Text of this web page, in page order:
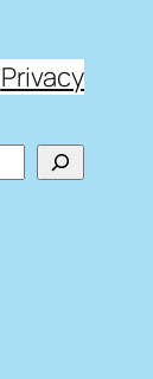
Privacy